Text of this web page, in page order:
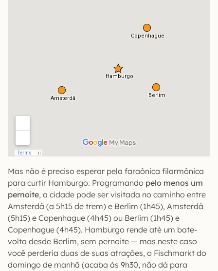
Mas não é preciso esperar pela faraônica filarmônica
para curtir Hamburgo. Programando pelo menos um
pernoite, a cidade pode ser visitada no caminho entre
Amsterdã (a 5h15 de trem) e Berlim (1h45), Amsterdã
(5h15) e Copenhague (4h45) ou Berlim (1h45) e
Copenhague (4h45). Hamburgo rende até um bate-
volta desde Berlim, sem pernoite — mas neste caso
você perderia duas de suas atrações, o Fischmarkt do
domingo de manhã (acaba às 9h30, não dá para